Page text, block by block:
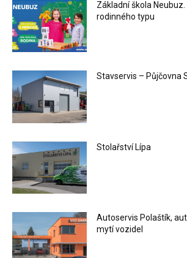
Základní škola
rodinného typu
Stavservis – Půjčovna
Stolařství Lípa
Autoservis Polaštík,
mytí vozidel